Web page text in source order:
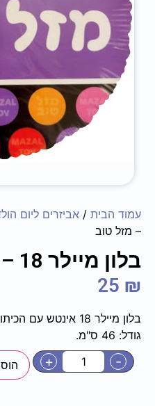
עמוד הבית / אביזרים ליום
– מזל טוב
בלון מיילר 18 – מזל טוב
25 ₪
בלון מיילר 18 אינטש עם הכיתוב מזל טוב.
גודל: 46 ס"מ.
-
+